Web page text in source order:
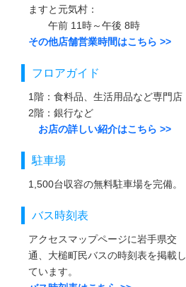
ますと元気村：
午前 11時～午後 8時
その他店舗営業時間はこちら >>
フロアガイド
1階：食料品、生活用品など専門店
2階：銀行など
お店の詳しい紹介はこちら >>
駐車場
1,500台収容の無料駐車場を完備。
バス時刻表
アクセスマップページに岩手県交
通、大槌町民バスの時刻表を掲載し
ています。